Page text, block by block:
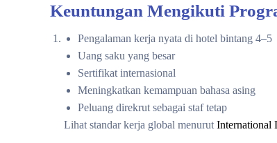
Keuntungan Mengikuti
Pengalaman kerja nyata di hotel bintang 4–5
Uang saku yang besar
Sertifikat internasional
Meningkatkan kemampuan bahasa asing
Peluang direkrut sebagai staf tetap
Lihat standar kerja global menurut International